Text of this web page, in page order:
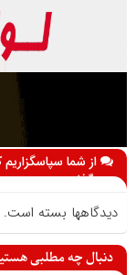
از شما
می گذارید
دیدگاهها بسته است.
دنبال چه مطلبی